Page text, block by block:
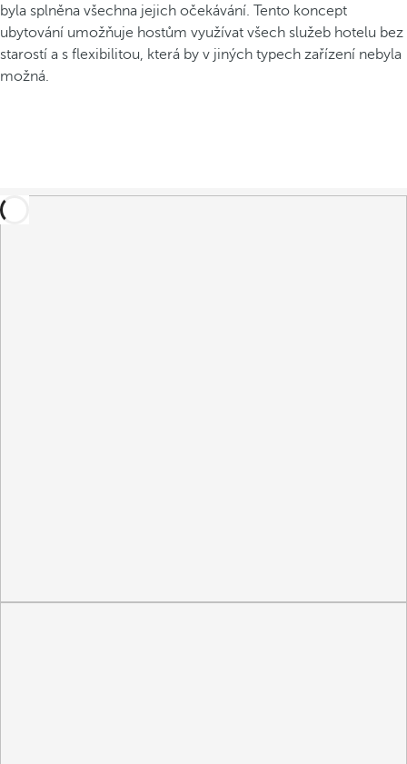
byla splněna všechna jejich očekávání. Tento koncept
ubytování umožňuje hostům využívat všech služeb hotelu bez
starostí a s flexibilitou, která by v jiných typech zařízení nebyla
možná.